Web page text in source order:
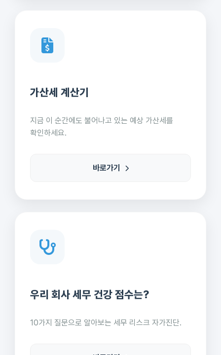
가산세 계산기
지금 이 순간에도 불어나고 있는 예상 가산세를
확인하세요.
바로가기
우리 회사 세무 건강 점수는?
10가지 질문으로 알아보는 세무 리스크 자가진단.